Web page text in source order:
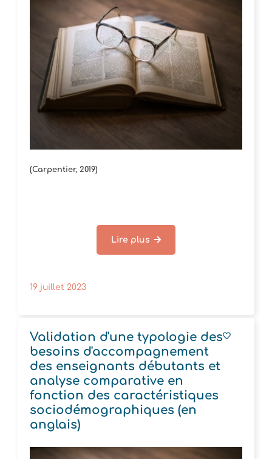
(Carpentier, 2019)
Lire plus
19 juillet 2023
Validation d'une typologie des
besoins d'accompagnement
des enseignants débutants et
analyse comparative en
fonction des caractéristiques
sociodémographiques (en
anglais)